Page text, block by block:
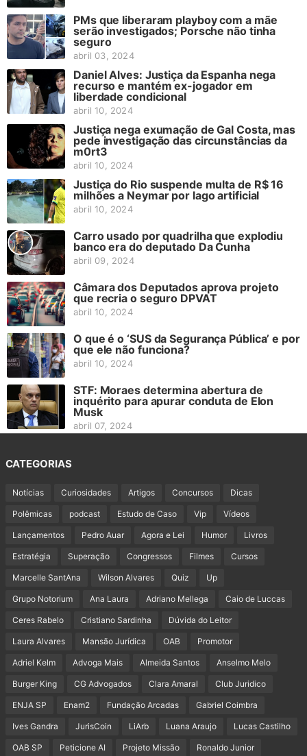
PMs que liberaram playboy com a mãe
serão investigados; Porsche não tinha
seguro
abril 03, 2024
Daniel Alves: Justiça da Espanha nega
recurso e mantém ex-jogador em
liberdade condicional
abril 10, 2024
Justiça nega exumação de Gal Costa, mas
pede investigação das circunstâncias da
m0rt3
abril 10, 2024
Justiça do Rio suspende multa de R$ 16
milhões a Neymar por lago artificial
abril 10, 2024
Carro usado por quadrilha que explodiu
banco era do deputado Da Cunha
abril 09, 2024
Câmara dos Deputados aprova projeto
que recria o seguro DPVAT
abril 10, 2024
O que é o ‘SUS da Segurança Pública’ e por
que ele não funciona?
abril 10, 2024
STF: Moraes determina abertura de
inquérito para apurar conduta de Elon
Musk
abril 07, 2024
CATEGORIAS
Notícias Curiosidades Artigos Concursos Dicas
Polêmicas podcast Estudo de Caso Vip Vídeos
Lançamentos Pedro Auar Agora e Lei Humor Livros
Estratégia Superação Congressos Filmes Cursos
Marcelle SantAna Wilson Alvares Quiz Up
Grupo Notorium Ana Laura Adriano Mellega Caio de Luccas
Ceres Rabelo Cristiano Sardinha Dúvida do Leitor
Laura Alvares Mansão Jurídica OAB Promotor
Adriel Kelm Advoga Mais Almeida Santos Anselmo Melo
Burger King CG Advogados Clara Amaral Club Juridico
ENJA SP Enam2 Fundação Arcadas Gabriel Coimbra
Ives Gandra JurisCoin LiArb Luana Araujo Lucas Castilho
OAB SP Peticione AI Projeto Missão Ronaldo Junior